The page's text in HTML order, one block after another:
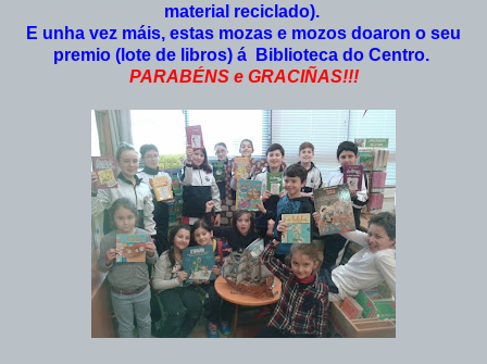
material reciclado).
E unha vez máis, estas mozas e mozos doaron o seu
premio (lote de libros) á Biblioteca do Centro.
PARABÉNS e GRACIÑAS!!!